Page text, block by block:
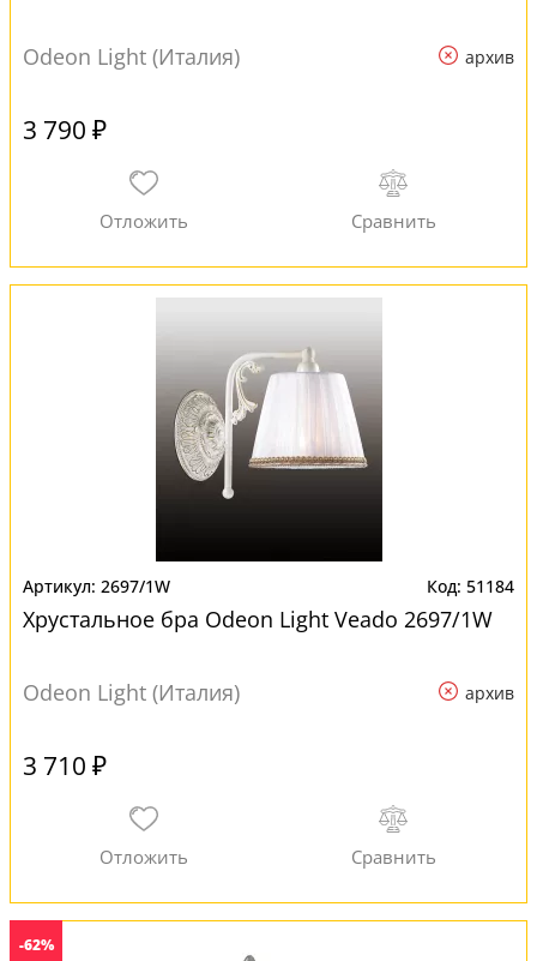
Odeon Light (Италия) архив
3 790 ₽
2697/1W 51184
Хрустальное бра Odeon Light Veado 2697/1W
Odeon Light (Италия) архив
3 710 ₽
-62%